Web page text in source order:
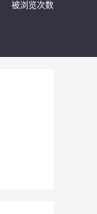
被浏览次数